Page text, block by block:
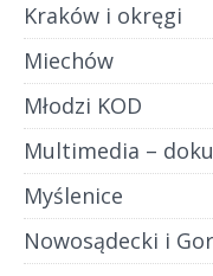
Kraków i okręgi
Miechów
Młodzi KOD
Multimedia –
Myślenice
Nowosądecki i